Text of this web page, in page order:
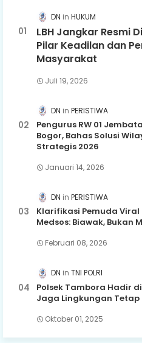
DN HUKUM
LBH Jangkar Resmi
Pilar Keadilan dan
Masyarakat
Juli 19, 2026
DN PERISTIWA
Pengurus RW 01
Bogor, Bahas Solusi
Strategis 2026
Januari 14, 2026
DN PERISTIWA
Klarifikasi Pemuda
Medsos: Biawak, Bukan
Februari 08, 2026
DN TNI POLRI
Polsek Tambora Hadir
Jaga Lingkungan Tetap
Oktober 01, 2025